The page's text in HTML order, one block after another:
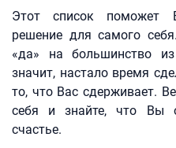
Этот список поможет
решение для самого
«да» на большинство из
значит, настало время
то, что Вас сдерживает.
себя и знайте, что Вы
счастье.